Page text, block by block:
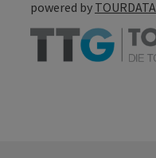
powered by TOURDATA